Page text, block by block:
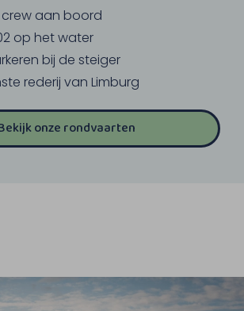
crew aan boord
op het water
bij de steiger
rederij van Limburg
onze rondvaarten